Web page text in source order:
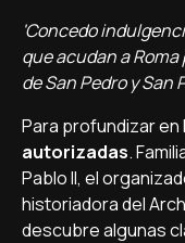
'Concedo
que acudan a
de San Pedro y San
Para profundizar
autorizadas.
Pablo II, el
historiadora del
descubre algunas